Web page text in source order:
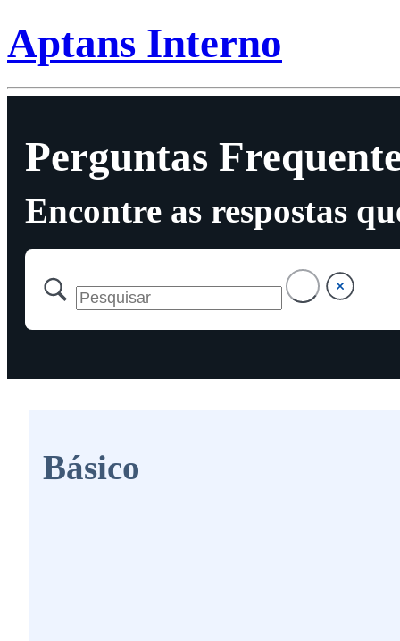
Aptans Interno
Perguntas
Encontre as respostas
Básico